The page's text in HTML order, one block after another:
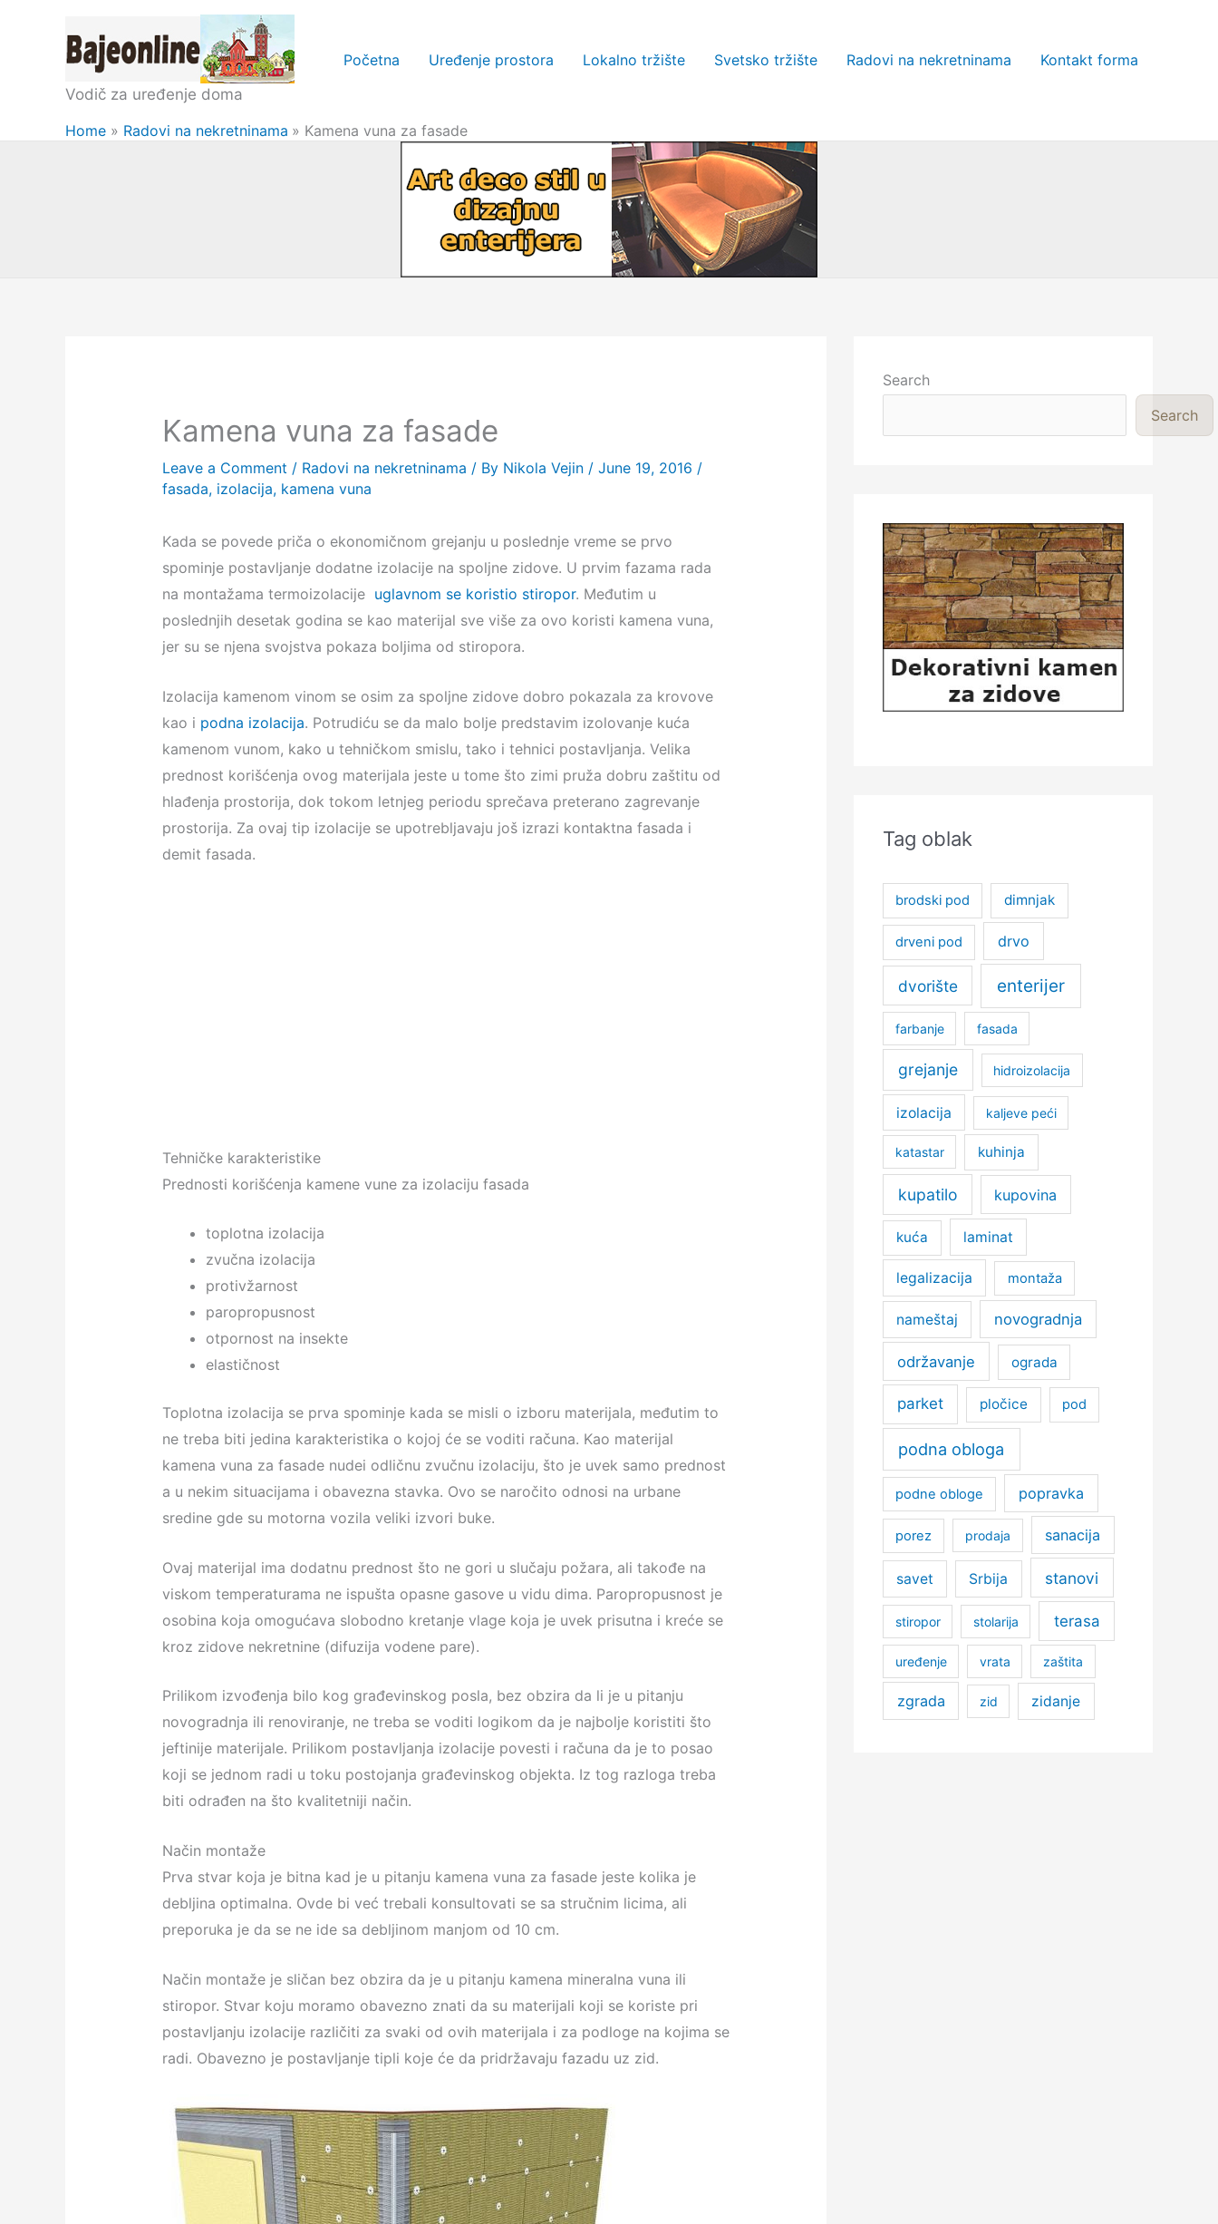
Vodič za uređenje doma
Početna Uređenje prostora Lokalno tržište Svetsko tržište Radovi na nekretninama Kontakt forma
Home Radovi na nekretninama Kamena vuna za fasade
Kamena vuna za fasade
Leave a Comment / Radovi na nekretninama / By Nikola Vejin / June 19, 2016 /
fasada, izolacija, kamena vuna
Kada se povede priča o ekonomičnom grejanju u poslednje vreme se prvo
spominje postavljanje dodatne izolacije na spoljne zidove. U prvim fazama rada
na montažama termoizolacije uglavnom se koristio stiropor. Međutim u
poslednjih desetak godina se kao materijal sve više za ovo koristi kamena vuna,
jer su se njena svojstva pokaza boljima od stiropora.
Izolacija kamenom vinom se osim za spoljne zidove dobro pokazala za krovove
kao i podna izolacija. Potrudiću se da malo bolje predstavim izolovanje kuća
kamenom vunom, kako u tehničkom smislu, tako i tehnici postavljanja. Velika
prednost korišćenja ovog materijala jeste u tome što zimi pruža dobru zaštitu od
hlađenja prostorija, dok tokom letnjeg periodu sprečava preterano zagrevanje
prostorija. Za ovaj tip izolacije se upotrebljavaju još izrazi kontaktna fasada i
demit fasada.
Tehničke karakteristike
Prednosti korišćenja kamene vune za izolaciju fasada
toplotna izolacija
zvučna izolacija
protivžarnost
paropropusnost
otpornost na insekte
elastičnost
Toplotna izolacija se prva spominje kada se misli o izboru materijala, međutim to
ne treba biti jedina karakteristika o kojoj će se voditi računa. Kao materijal
kamena vuna za fasade nudei odličnu zvučnu izolaciju, što je uvek samo prednost
a u nekim situacijama i obavezna stavka. Ovo se naročito odnosi na urbane
sredine gde su motorna vozila veliki izvori buke.
Ovaj materijal ima dodatnu prednost što ne gori u slučaju požara, ali takođe na
viskom temperaturama ne ispušta opasne gasove u vidu dima. Paropropusnost je
osobina koja omogućava slobodno kretanje vlage koja je uvek prisutna i kreće se
kroz zidove nekretnine (difuzija vodene pare).
Prilikom izvođenja bilo kog građevinskog posla, bez obzira da li je u pitanju
novogradnja ili renoviranje, ne treba se voditi logikom da je najbolje koristiti što
jeftinije materijale. Prilikom postavljanja izolacije povesti i računa da je to posao
koji se jednom radi u toku postojanja građevinskog objekta. Iz tog razloga treba
biti odrađen na što kvalitetniji način.
Način montaže
Prva stvar koja je bitna kad je u pitanju kamena vuna za fasade jeste kolika je
debljina optimalna. Ovde bi već trebali konsultovati se sa stručnim licima, ali
preporuka je da se ne ide sa debljinom manjom od 10 cm.
Način montaže je sličan bez obzira da je u pitanju kamena mineralna vuna ili
stiropor. Stvar koju moramo obavezno znati da su materijali koji se koriste pri
postavljanju izolacije različiti za svaki od ovih materijala i za podloge na kojima se
radi. Obavezno je postavljanje tipli koje će da pridržavaju fazadu uz zid.
Search
Search
Tag oblak
brodski pod dimnjak
drveni pod drvo
dvorište enterijer
farbanje fasada
grejanje hidroizolacija
izolacija kaljeve peći
katastar kuhinja
kupatilo kupovina
kuća laminat
legalizacija montaža
nameštaj novogradnja
održavanje ograda
parket pločice pod
podna obloga
podne obloge popravka
porez prodaja sanacija
savet Srbija stanovi
stiropor stolarija terasa
uređenje vrata zaštita
zgrada zid zidanje